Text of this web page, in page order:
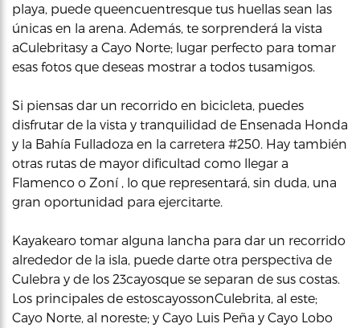
playa, puede queencuentresque tus huellas sean las
únicas en la arena. Además, te sorprenderá la vista
aCulebritasy a Cayo Norte; lugar perfecto para tomar
esas fotos que deseas mostrar a todos tusamigos.
Si piensas dar un recorrido en bicicleta, puedes
disfrutar de la vista y tranquilidad de Ensenada Honda
y la Bahía Fulladoza en la carretera #250. Hay también
otras rutas de mayor dificultad como llegar a
Flamenco o Zoní , lo que representará, sin duda, una
gran oportunidad para ejercitarte.
Kayakearo tomar alguna lancha para dar un recorrido
alrededor de la isla, puede darte otra perspectiva de
Culebra y de los 23cayosque se separan de sus costas.
Los principales de estoscayossonCulebrita, al este;
Cayo Norte, al noreste; y Cayo Luis Peña y Cayo Lobo